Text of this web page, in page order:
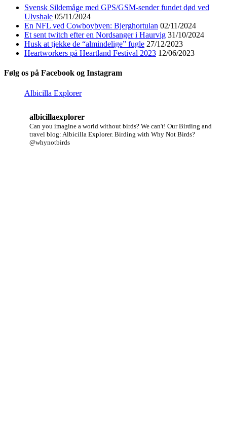
Svensk Sildemåge med GPS/GSM-sender fundet død ved
Ulvshale 05/11/2024
En NFL ved Cowboybyen: Bjerghortulan 02/11/2024
Et sent twitch efter en Nordsanger i Haurvig 31/10/2024
Husk at tjekke de “almindelige” fugle 27/12/2023
Heartworkers på Heartland Festival 2023 12/06/2023
Følg os på Facebook og Instagram
Albicilla Explorer
albicillaexplorer
Can you imagine a world without birds? We can't! Our Birding and
travel blog: Albicilla Explorer. Birding with Why Not Birds?
@whynotbirds